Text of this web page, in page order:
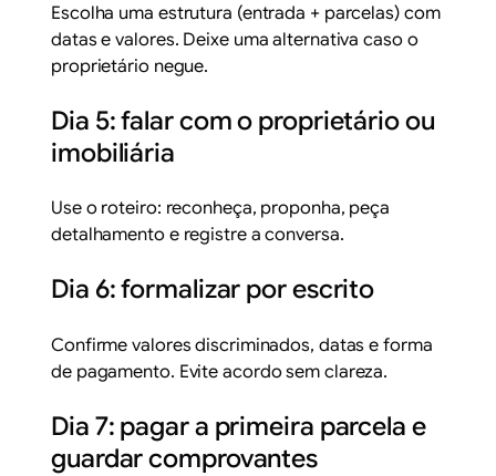
Escolha uma estrutura (entrada + parcelas) com
datas e valores. Deixe uma alternativa caso o
proprietário negue.
Dia 5: falar com o proprietário ou
imobiliária
Use o roteiro: reconheça, proponha, peça
detalhamento e registre a conversa.
Dia 6: formalizar por escrito
Confirme valores discriminados, datas e forma
de pagamento. Evite acordo sem clareza.
Dia 7: pagar a primeira parcela e
guardar comprovantes